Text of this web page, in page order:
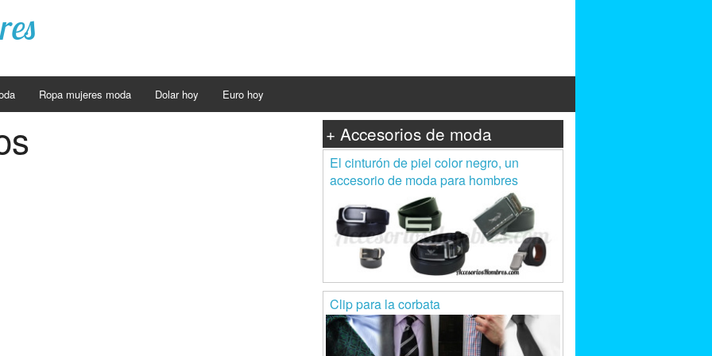
Ropa mujeres moda Dolar hoy Euro hoy
+ Accesorios de moda
El cinturón de piel color negro, un
accesorio de moda para hombres
Clip para la corbata